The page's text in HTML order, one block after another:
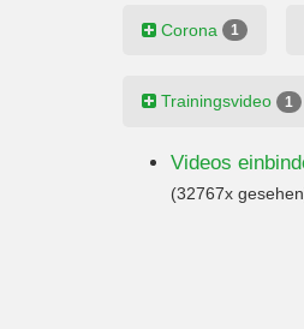
Corona 1
Trainingsvideo 1
Videos
(32767x